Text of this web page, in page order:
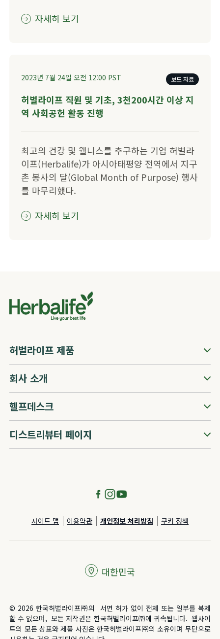
자세히 보기
2023년 7월 24일오전 12:00 PST 보도 자료
​​허벌라이프 직원 및 기초, 3천200시간 이상 지
역 사회공헌 활동 진행​
​​최고의 건강 및 웰니스를 추구하는 기업 허벌라
이프(Herbalife)가 아시아태평양 전역에서 지구
촌 봉사의 달(Global Month of Purpose) 행사
를 마무리했다.
자세히 보기
허벌라이프 제품
회사 소개
헬프데스크
디스트리뷰터 페이지
사이트 맵 이용약관 개인정보 처리방침 쿠키 정책
© 2026 한국허벌라이프㈜의 서면 허가 없이 전체 또는 일부를 복제
할 수 없으며, 모든 저작권은 한국허벌라이프㈜에 귀속됩니다. 웹사이
트의 모든 상표와 제품 사진은 한국허벌라이프㈜의 소유이며 무단으로
대한민국